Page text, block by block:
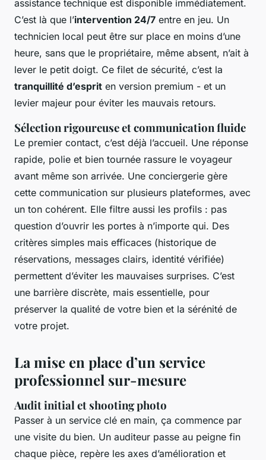
assistance technique est disponible immédiatement.
C’est là que l’intervention 24/7 entre en jeu. Un
technicien local peut être sur place en moins d’une
heure, sans que le propriétaire, même absent, n’ait à
lever le petit doigt. Ce filet de sécurité, c’est la
tranquillité d’esprit en version premium - et un
levier majeur pour éviter les mauvais retours.
Sélection rigoureuse et communication fluide
Le premier contact, c’est déjà l’accueil. Une réponse
rapide, polie et bien tournée rassure le voyageur
avant même son arrivée. Une conciergerie gère
cette communication sur plusieurs plateformes, avec
un ton cohérent. Elle filtre aussi les profils : pas
question d’ouvrir les portes à n’importe qui. Des
critères simples mais efficaces (historique de
réservations, messages clairs, identité vérifiée)
permettent d’éviter les mauvaises surprises. C’est
une barrière discrète, mais essentielle, pour
préserver la qualité de votre bien et la sérénité de
votre projet.
La mise en place d’un service
professionnel sur-mesure
Audit initial et shooting photo
Passer à un service clé en main, ça commence par
une visite du bien. Un auditeur passe au peigne fin
chaque pièce, repère les axes d’amélioration et